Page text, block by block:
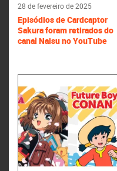
28 de fevereiro de 2025
Episódios de Cardcaptor
Sakura foram retirados do
canal Naisu no YouTube